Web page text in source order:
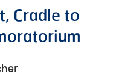
Cradle to